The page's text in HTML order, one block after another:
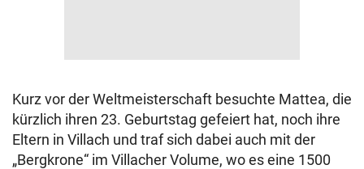
Kurz vor der Weltmeisterschaft besuchte Mattea, die
kürzlich ihren 23. Geburtstag gefeiert hat, noch ihre
Eltern in Villach und traf sich dabei auch mit der
„Bergkrone“ im Villacher Volume, wo es eine 1500